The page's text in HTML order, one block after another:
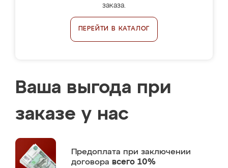
заказа.
ПЕРЕЙТИ В КАТАЛОГ
Ваша выгода при
заказе у нас
Предоплата при заключении
договора всего 10%